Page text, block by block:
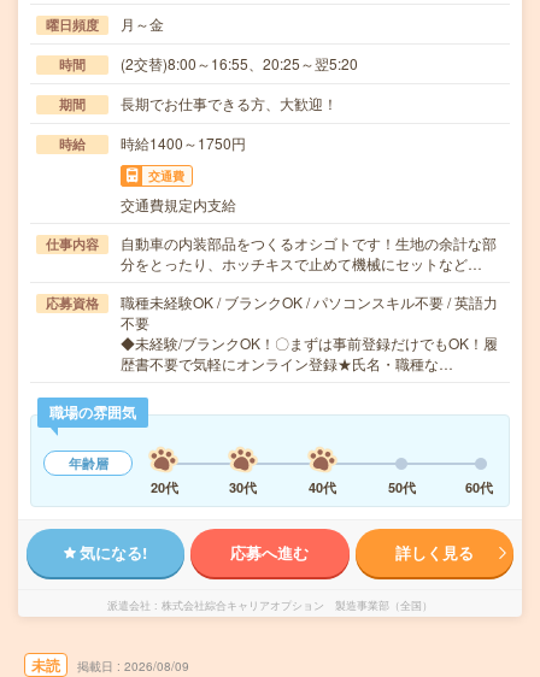
曜日頻度 月～金
時間 (2交替)8:00～16:55、20:25～翌5:20
期間 長期でお仕事できる方、大歓迎！
時給 時給1400～1750円
交通費
交通費規定内支給
仕事内容
自動車の内装部品をつくるオシゴトです！生地の余計な部
分をとったり、ホッチキスで止めて機械にセットなど…
応募資格
職種未経験OK / ブランクOK / パソコンスキル不要 / 英語力
不要
◆未経験/ブランクOK！〇まずは事前登録だけでもOK！履
歴書不要で気軽にオンライン登録★氏名・職種な…
職場の雰囲気
年齢層
20代
30代 40代 50代 60代
気になる! 応募へ進む 詳しく見る
派遣会社 株式会社綜合キャリアオプション 製造事業部（全国）
未読 掲載日 2026/08/09